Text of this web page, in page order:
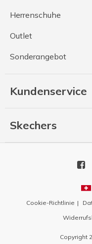
Herrenschuhe
Outlet
Sonderangebot
Kundenservice
Skechers
Cookie-Richtlinie
Copyright